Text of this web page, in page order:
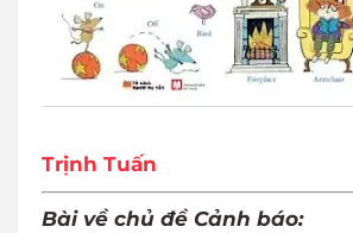
Trịnh Tuấn
Bài về chủ đề Cảnh báo: